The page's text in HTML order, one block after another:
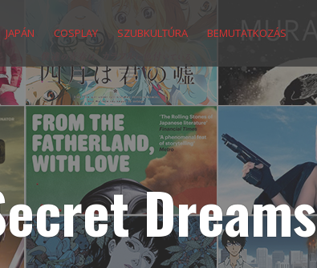
JAPÁN COSPLAY SZUBKULTÚRA BEMUTATKOZÁS
Dreams